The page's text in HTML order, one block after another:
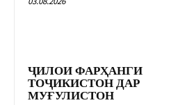
ҶИЛОИ ФАРҲАНГИ
ТОҶИКИСТОН ДАР
МУҒУЛИСТОН